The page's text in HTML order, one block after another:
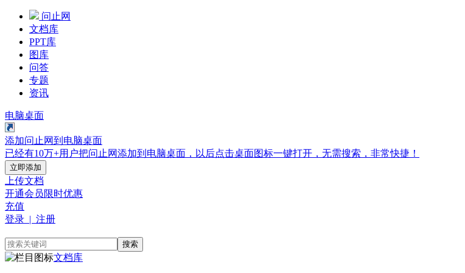
问止网
文档库
PPT库
图库
问答
专题
资讯
电脑桌面
添加问止网到电脑桌面
已经有10万+用户把问止网添加到电脑桌面，以后点击桌面图标一键打开，无需搜索，非常快捷！
立即添加
上传文档
开通会员限时优惠
充值
登录 | 注册
搜索
文档库